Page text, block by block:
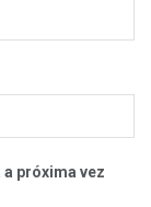
próxima vez